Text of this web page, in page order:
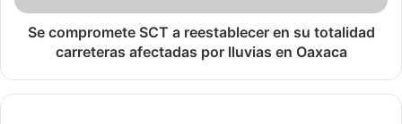
Se compromete SCT a reestablecer en su totalidad
carreteras afectadas por lluvias en Oaxaca